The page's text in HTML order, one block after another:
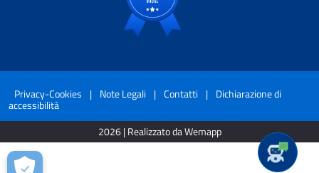
Privacy-Cookies | Note Legali | Contatti | Dichiarazione di
accessibilità
2026 | Realizzato da Wemapp